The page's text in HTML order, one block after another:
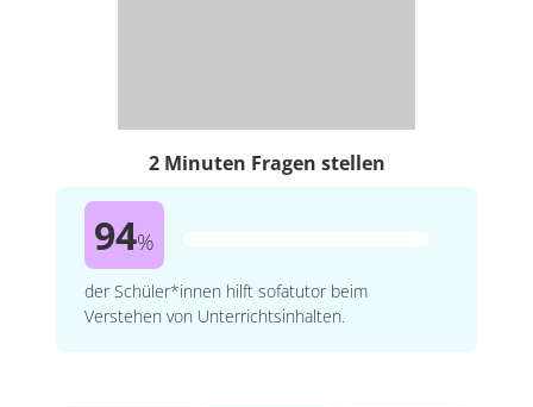
2 Minuten Fragen stellen
94%
der Schüler*innen hilft sofatutor beim
Verstehen von Unterrichtsinhalten.